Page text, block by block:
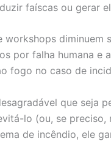
faíscas ou gerar
workshops
por falha humana e
fogo no caso de
que seja
lo (ou, se preciso,
de incêndio, ele